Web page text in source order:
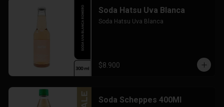
Soda Hatsu Uva Blanca
Soda Hatsu Uva Blanca
$8.900
Soda Scheppes 400Ml